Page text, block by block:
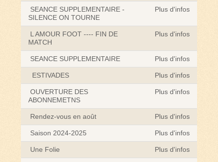
SEANCE SUPPLEMENTAIRE -
SILENCE ON TOURNE
Plus d'infos
L AMOUR FOOT ---- FIN DE
MATCH
Plus d'infos
SEANCE SUPPLEMENTAIRE Plus d'infos
ESTIVADES Plus d'infos
OUVERTURE DES
ABONNEMETNS
Plus d'infos
Rendez-vous en août Plus d'infos
Saison 2024-2025 Plus d'infos
Une Folie Plus d'infos